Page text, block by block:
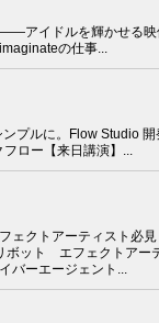
――アイドルを輝かせる映
の仕事...
プルに。Flow Studio 開
ロー【来日講演】...
ェクトアーティスト必
ボット エフェクトアー
バーエージェント...